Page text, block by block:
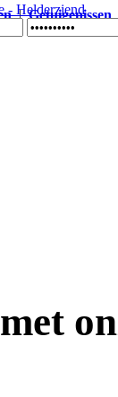
|Getuigenissen